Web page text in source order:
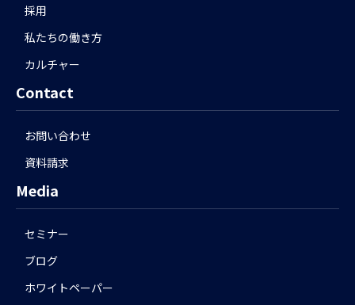
採用
私たちの働き方
カルチャー
Contact
お問い合わせ
資料請求
Media
セミナー
ブログ
ホワイトペーパー